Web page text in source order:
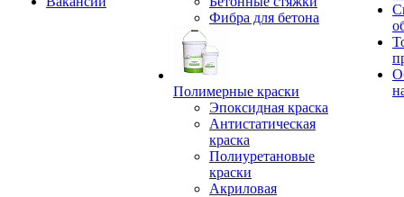
Фибра для бетона
Полимерные краски
Эпоксидная краска
Антистатическая
краска
Полиуретановые
краски
Акриловая